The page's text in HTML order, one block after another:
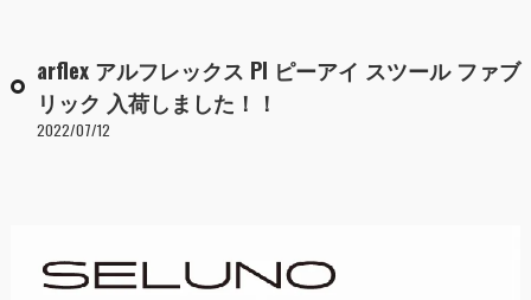
arflex アルフレックス PI ピーアイ スツール ファブ
リック 入荷しました！！
2022/07/12